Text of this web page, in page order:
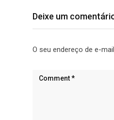
Deixe um
O seu endereço de e-